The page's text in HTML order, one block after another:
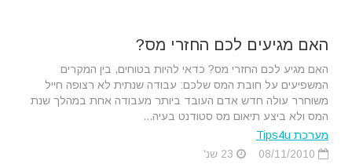
האם מגיעים לכם החזרי מס?
האם מגיע לכם החזרי מס? כדאי להיות בטוחים, בין המקרים
המשפיעים על חובת המס שלכם: עבודה שנתית לא רצופה חייל
משוחרר עולה חדש אדם העובד ביותר מעבודה אחת במהלך שנת
המס ולא ביצע תיאום מס סטודנט בעיה...
מערכת Tips4u